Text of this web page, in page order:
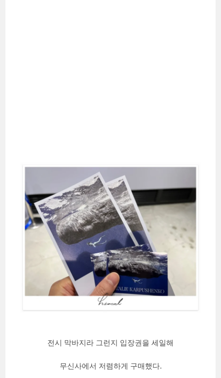
전시 막바지라 그런지 입장권을 세일해
무신사에서 저렴하게 구매했다.